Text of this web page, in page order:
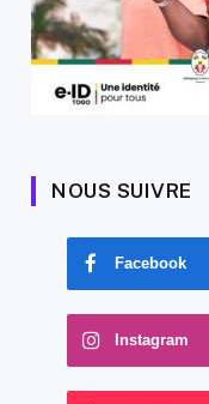
NOUS SUIVRE
Facebook
Instagram